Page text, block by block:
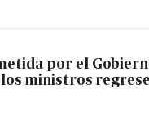
por el
ministros